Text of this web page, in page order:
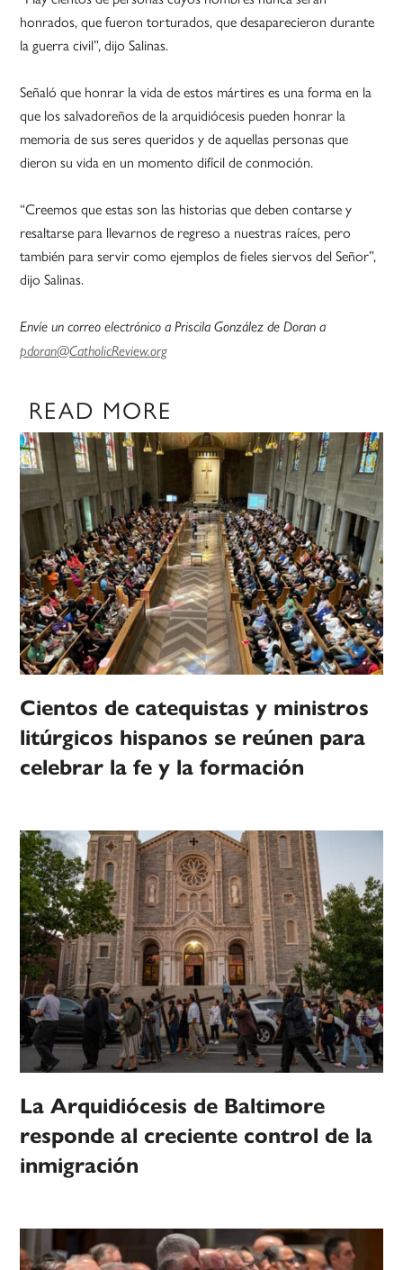
honrados, que fueron torturados, que desaparecieron durante
la guerra civil”, dijo Salinas.
Señaló que honrar la vida de estos mártires es una forma en la
que los salvadoreños de la arquidiócesis pueden honrar la
memoria de sus seres queridos y de aquellas personas que
dieron su vida en un momento difícil de conmoción.
“Creemos que estas son las historias que deben contarse y
resaltarse para llevarnos de regreso a nuestras raíces, pero
también para servir como ejemplos de fieles siervos del Señor”,
dijo Salinas.
Envíe un correo electrónico a Priscila González de Doran a
pdoran@CatholicReview.org
READ MORE
Cientos de catequistas y ministros
litúrgicos hispanos se reúnen para
celebrar la fe y la formación
La Arquidiócesis de Baltimore
responde al creciente control de la
inmigración